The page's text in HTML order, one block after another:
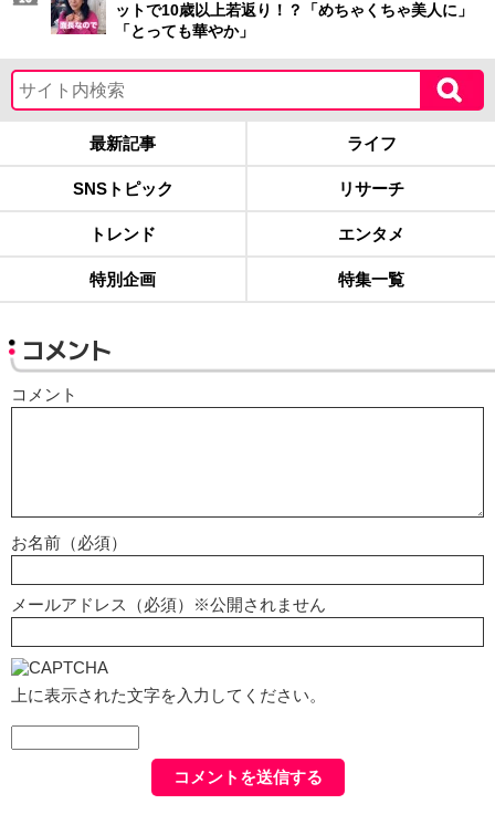
ットで10歳以上若返り！？「めちゃくちゃ美人に」
「とっても華やか」
最新記事 ライフ
SNSトピック リサーチ
トレンド エンタメ
特別企画 特集一覧
コメント
コメント
お名前（必須）
メールアドレス（必須）※公開されません
上に表示された文字を入力してください。